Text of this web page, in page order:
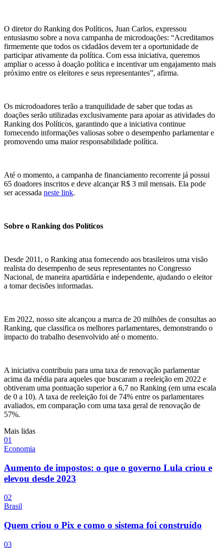
O diretor do Ranking dos Políticos, Juan Carlos, expressou
entusiasmo sobre a nova campanha de microdoações: “Acreditamos
firmemente que todos os cidadãos devem ter a oportunidade de
participar ativamente da política. Com essa iniciativa, queremos
ampliar o acesso à doação política e incentivar um engajamento mais
próximo entre os eleitores e seus representantes”, afirma.
Os microdoadores terão a tranquilidade de saber que todas as
doações serão utilizadas exclusivamente para apoiar as atividades do
Ranking dos Políticos, garantindo que a iniciativa continue
fornecendo informações valiosas sobre o desempenho parlamentar e
promovendo uma maior responsabilidade política.
Até o momento, a campanha de financiamento recorrente já possui
65 doadores inscritos e deve alcançar R$ 3 mil mensais. Ela pode
ser acessada neste link.
Sobre o Ranking dos Políticos
Desde 2011, o Ranking atua fornecendo aos brasileiros uma visão
realista do desempenho de seus representantes no Congresso
Nacional, de maneira apartidária e independente, ajudando o eleitor
a tomar decisões informadas.
Em 2022, nosso site alcançou a marca de 20 milhões de consultas ao
Ranking, que classifica os melhores parlamentares, demonstrando o
impacto do trabalho desenvolvido até o momento.
A iniciativa contribuiu para uma taxa de renovação parlamentar
acima da média para aqueles que buscaram a reeleição em 2022 e
obtiveram uma pontuação superior a 6,7 no Ranking (em uma escala
de 0 a 10). A taxa de reeleição foi de 74% entre os parlamentares
avaliados, em comparação com uma taxa geral de renovação de
57%.
Mais lidas
01
Economia
Aumento de impostos: o que o governo Lula criou e
elevou desde 2023
02
Brasil
Quem criou o Pix e como o sistema foi construído
03